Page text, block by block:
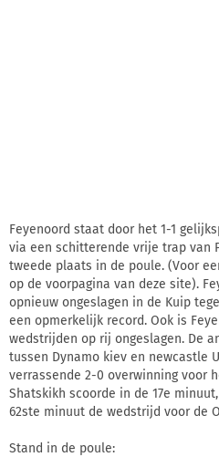
Feyenoord staat door het 1-1
via een schitterende vrije trap van
tweede plaats in de poule. (Voor
op de voorpagina van deze site).
opnieuw ongeslagen in de Kuip
een opmerkelijk record. Ook is
wedstrijden op rij ongeslagen. De
tussen Dynamo kiev en newcastle
verrassende 2-0 overwinning voor
Shatskikh scoorde in de 17e
62ste minuut de wedstrijd voor de
Stand in de poule: